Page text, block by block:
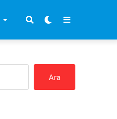
Ara